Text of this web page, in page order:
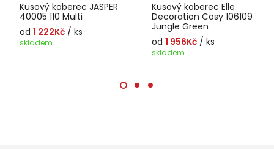
Kusový koberec JASPER
40005 110 Multi
od 1 222Kč / ks
skladem
Kusový koberec Elle
Decoration Cosy 106109
Jungle Green
od 1 956Kč / ks
skladem